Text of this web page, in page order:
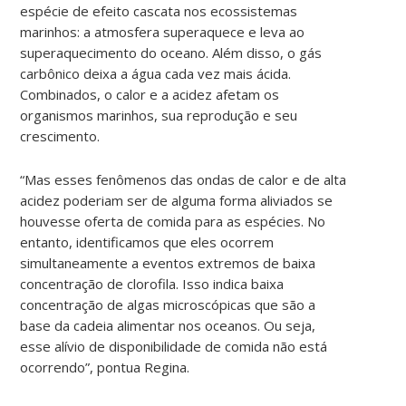
espécie de efeito cascata nos ecossistemas
marinhos: a atmosfera superaquece e leva ao
superaquecimento do oceano. Além disso, o gás
carbônico deixa a água cada vez mais ácida.
Combinados, o calor e a acidez afetam os
organismos marinhos, sua reprodução e seu
crescimento.
“Mas esses fenômenos das ondas de calor e de alta
acidez poderiam ser de alguma forma aliviados se
houvesse oferta de comida para as espécies. No
entanto, identificamos que eles ocorrem
simultaneamente a eventos extremos de baixa
concentração de clorofila. Isso indica baixa
concentração de algas microscópicas que são a
base da cadeia alimentar nos oceanos. Ou seja,
esse alívio de disponibilidade de comida não está
ocorrendo”, pontua Regina.